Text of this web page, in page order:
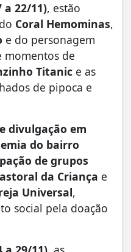
a 22/11), estão
Coral Hemominas,
e do personagem
momentos de
Titanic e as
de pipoca e
divulgação em
do bairro
de grupos
da Criança e
Universal,
social pela doação